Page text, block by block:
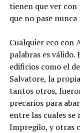
tienen que ver con
que no pase nunca
Cualquier eco con
palabras es
edificios como el
Salvatore, la
tantos otros,
precarios para
entre las cuales
Impregilo, y otras